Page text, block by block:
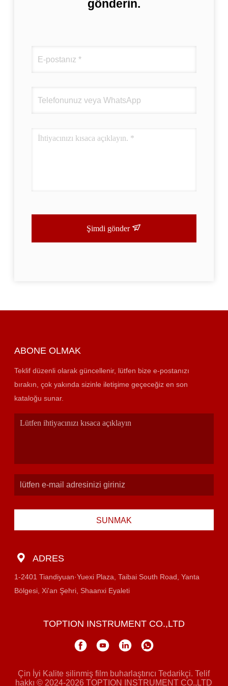
gönderin.
Şimdi gönder
ABONE OLMAK
Teklif düzenli olarak güncellenir, lütfen bize e-postanızı
bırakın, çok yakında sizinle iletişime geçeceğiz en son
kataloğu sunar.
SUNMAK
ADRES
1-2401 Tiandiyuan·Yuexi Plaza, Taibai South Road, Yanta
Bölgesi, Xi'an Şehri, Shaanxi Eyaleti
TOPTION INSTRUMENT CO.,LTD
Çin İyi Kalite silinmiş film buharlaştırıcı Tedarikçi. Telif
hakkı © 2024-2026 TOPTION INSTRUMENT CO.,LTD